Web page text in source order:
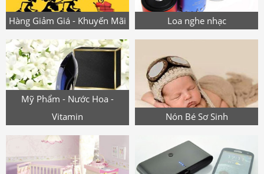
Hàng Giảm Giá - Khuyến Mãi Loa nghe nhạc
Mỹ Phẩm - Nước Hoa -
Vitamin
Nón Bé Sơ Sinh